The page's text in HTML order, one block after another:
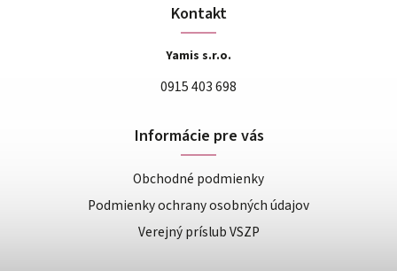
Kontakt
Yamis s.r.o.
0915 403 698
Informácie pre vás
Obchodné podmienky
Podmienky ochrany osobných údajov
Verejný príslub VSZP